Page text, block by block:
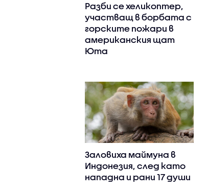
Разби се хеликоптер,
участващ в борбата с
горските пожари в
американския щат
Юта
Заловиха маймуна в
Индонезия, след като
нападна и рани 17 души